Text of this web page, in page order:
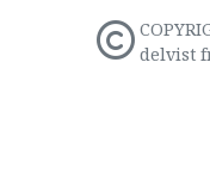
delvist